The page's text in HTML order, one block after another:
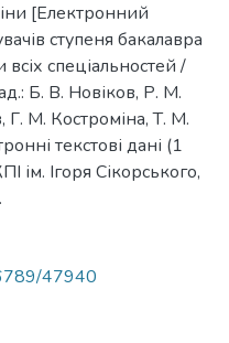
[Електронний
ступеня бакалавра
спеціальностей /
Б. В. Новіков, Р. М.
Г. М. Костроміна, Т. М.
текстові дані (1
ім. Ігоря Сікорського,
47940